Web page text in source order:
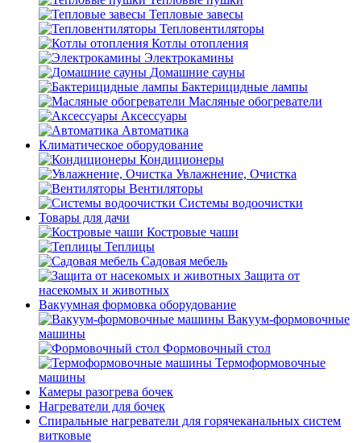
Тепловые завесы
Тепловентиляторы
Котлы отопления
Электрокамины
Домашние сауны
Бактерицидные лампы
Масляные обогреватели
Аксессуары
Автоматика
Климатическое оборудование
Кондиционеры
Увлажнение, Очистка
Вентиляторы
Системы водоочистки
Товары для дачи
Костровые чаши
Теплицы
Садовая мебель
Защита от
насекомых и животных
Вакуумная формовка оборудование
Вакуум-формовочные
машины
Формовочный стол
Термоформовочные
машины
Камеры разогрева бочек
Нагреватели для бочек
Спиральные нагреватели для горячеканальных систем
витковые